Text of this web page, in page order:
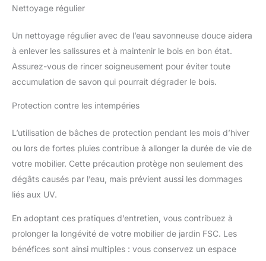
Nettoyage régulier
Un nettoyage régulier avec de l’eau savonneuse douce aidera
à enlever les salissures et à maintenir le bois en bon état.
Assurez-vous de rincer soigneusement pour éviter toute
accumulation de savon qui pourrait dégrader le bois.
Protection contre les intempéries
L’utilisation de bâches de protection pendant les mois d’hiver
ou lors de fortes pluies contribue à allonger la durée de vie de
votre mobilier. Cette précaution protège non seulement des
dégâts causés par l’eau, mais prévient aussi les dommages
liés aux UV.
En adoptant ces pratiques d’entretien, vous contribuez à
prolonger la longévité de votre mobilier de jardin FSC. Les
bénéfices sont ainsi multiples : vous conservez un espace